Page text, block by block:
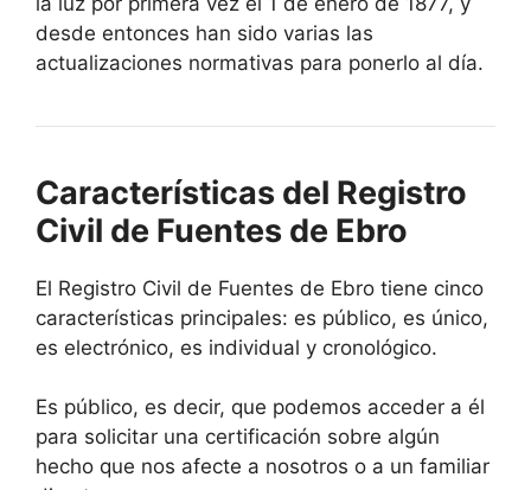
desde entonces han sido varias las
actualizaciones normativas para ponerlo al día.
Características del Registro
Civil de Fuentes de Ebro
El Registro Civil de Fuentes de Ebro tiene cinco
características principales: es público, es único,
es electrónico, es individual y cronológico.
Es público, es decir, que podemos acceder a él
para solicitar una certificación sobre algún
hecho que nos afecte a nosotros o a un familiar